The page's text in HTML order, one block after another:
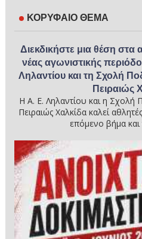
ΚΟΡΥΦΑΙΟ ΘΕΜΑ
Διεκδικήστε μια θέση στα
νέας αγωνιστικής
Ληλαντίου και τη Σχολή
Πειραιώς
Η Α. Ε. Ληλαντίου και η
Πειραιώς Χαλκίδα καλεί
επόμενο βήμα και